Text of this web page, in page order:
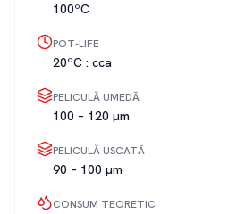
100ºC
POT-LIFE
20ºC : cca
PELICULĂ UMEDĂ
100 – 120 µm
PELICULĂ USCATĂ
90 – 100 µm
CONSUM TEORETIC